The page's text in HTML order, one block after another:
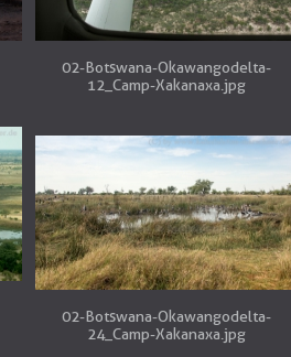
02-Botswana-Okawangodelta-
12_Camp-Xakanaxa.jpg
02-Botswana-Okawangodelta-
24_Camp-Xakanaxa.jpg